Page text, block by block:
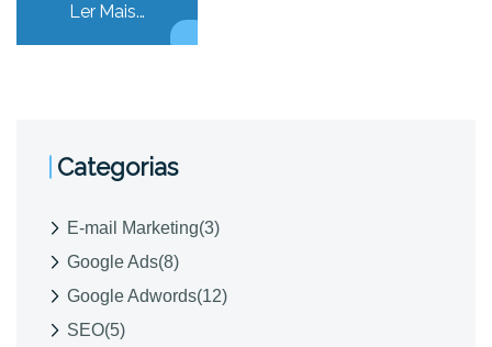
Ler Mais...
Categorias
E-mail Marketing(3)
Google Ads(8)
Google Adwords(12)
SEO(5)